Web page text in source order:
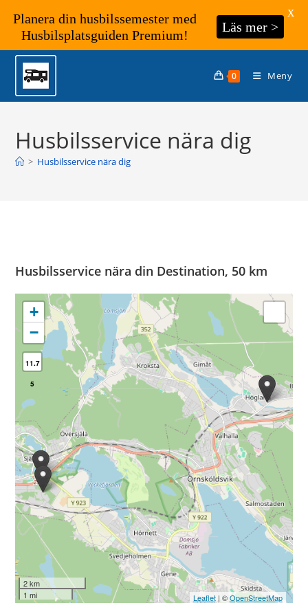
Hoppa
innehållet
0 Meny
Husbilsservice nära dig
> Husbilsservice nära dig
Husbilsservice nära din Destination, 50 km
+
−
11.7
5
2 km
1 mi
Leaflet| ©OpenStreetMap
Planera din husbilssemester med
Husbilsplatsguiden Premium!
Läs mer >
X